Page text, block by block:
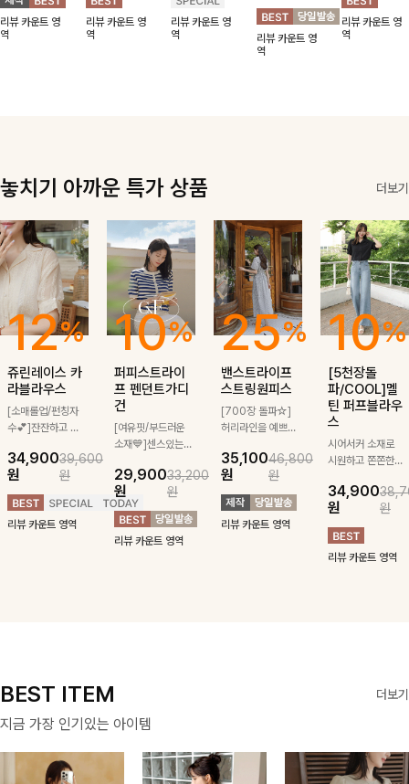
한 핏은 물론, 쾌
적함도 챙겨드려
요 :)
리뷰 카운트 영
역
디자인으로 더운
날에도 편안하게
착용 가능한 반
리뷰 카운트 영
역
볍게 걸쳐주기만
해도 멋스럽게
스타일링돼요
리뷰 카운트 영
역
멋!스탠다드한
핏이 멋스러운,
쾌적하면서 세련
된 무드의 썸머
리뷰 카운트 영
역
깔끔하고 세련된
무드가 느껴져요
🩶 가볍고 시원
리뷰 카운트 영
역
놓치기 아까운 특가 상품 더보기
12%
쥬린레이스 카
라블라우스
[소매롤업/펀칭자
수💕]잔잔하고 고
테일이 사랑스러운
블라우스-페미닌
하면서 여리한 무
드로 즐겨지는
ITEM
34,900
원
39,600
원
리뷰 카운트 영역
10%
퍼피스트라이
프 펜던트가디
건
[여유핏/부드러운
소재💙]센스있는
귀여운 퍼피 펜던
트로 포인트를 선
사하는 니트 가디
건을 소개할게요 :)
29,900
원
33,200
원
리뷰 카운트 영역
25%
밴스트라이프
스트링원피스
[700장 돌파☆]
허리라인을 예쁘게
깔끔한 스트라이프
패턴에 링클프리!
💙플레어지는 롱한
기장감까지 완벽한
데일리 원피스:B
35,100
원
46,800
원
리뷰 카운트 영역
10%
[5천장돌
파/COOL]멜
틴 퍼프블라우
스
시어서커 소재로
시원하고 쫀쫀한
편안하게 입혀질
블라우스- 단정한
카라와 풍성한 퍼
프 소매로 여성스
러움을 더했어요 :)
34,900
원
원
리뷰 카운트 영역
BEST ITEM 더보기
지금 가장 인기있는 아이템